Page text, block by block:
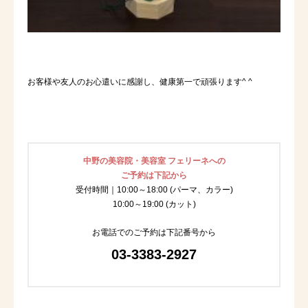
お客様や友人のお心遣いに感謝し、健康第一で頑張ります^ ^
中野の美容院・美容室 フェリーネへの
ご予約は下記から
受付時間｜10:00～18:00 (パーマ、カラー)
10:00～19:00 (カット)
お電話でのご予約は下記番号から
03-3383-2927